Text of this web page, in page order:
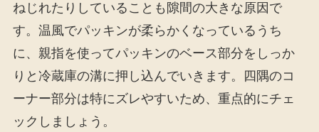
ねじれたりしていることも隙間の大きな原因で
す。温風でパッキンが柔らかくなっているうち
に、親指を使ってパッキンのベース部分をしっか
りと冷蔵庫の溝に押し込んでいきます。四隅のコ
ーナー部分は特にズレやすいため、重点的にチェ
ックしましょう。